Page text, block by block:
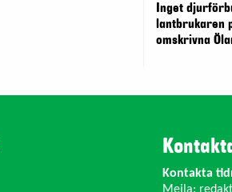
Inget
lantbrukaren
omskrivna
Kontakta